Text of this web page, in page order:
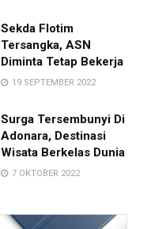
Sekda Flotim
Tersangka, ASN
Diminta Tetap Bekerja
19 SEPTEMBER 2022
Surga Tersembunyi Di
Adonara, Destinasi
Wisata Berkelas Dunia
7 OKTOBER 2022